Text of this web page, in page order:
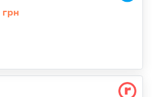
грн